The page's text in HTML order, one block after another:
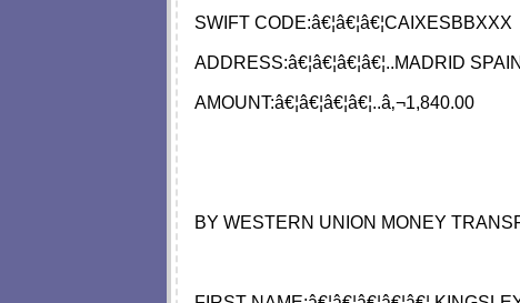
SWIFT CODE:â€¦â€¦â€¦CAIXESBBXXX
ADDRESS:â€¦â€¦â€¦â€¦..MADRID SPAIN
AMOUNT:â€¦â€¦â€¦â€¦..â‚¬1,840.00
BY WESTERN UNION MONEY